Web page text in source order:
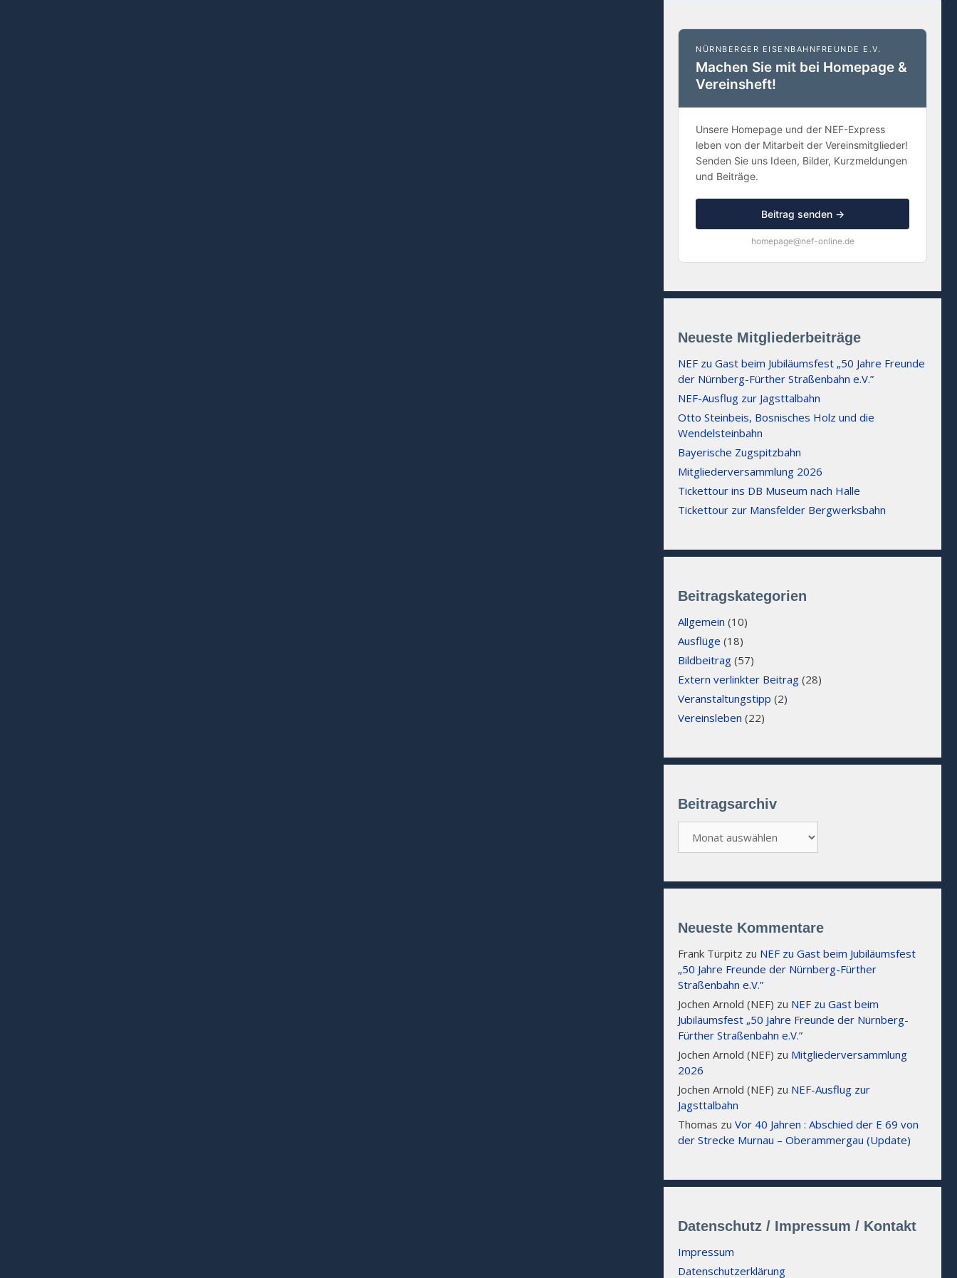
NÜRNBERGER EISENBAHNFREUNDE E.V.
Machen Sie mit bei Homepage &
Vereinsheft!
Unsere Homepage und der NEF-Express
leben von der Mitarbeit der Vereinsmitglieder!
Senden Sie uns Ideen, Bilder, Kurzmeldungen
und Beiträge.
Beitrag senden →
homepage@nef-online.de
Neueste Mitgliederbeiträge
NEF zu Gast beim Jubiläumsfest „50 Jahre Freunde
der Nürnberg-Fürther Straßenbahn e.V.”
NEF-Ausflug zur Jagsttalbahn
Otto Steinbeis, Bosnisches Holz und die
Wendelsteinbahn
Bayerische Zugspitzbahn
Mitgliederversammlung 2026
Tickettour ins DB Museum nach Halle
Tickettour zur Mansfelder Bergwerksbahn
Beitragskategorien
Allgemein (10)
Ausflüge (18)
Bildbeitrag (57)
Extern verlinkter Beitrag (28)
Veranstaltungstipp (2)
Vereinsleben (22)
Beitragsarchiv
Neueste Kommentare
Frank Türpitz zu NEF zu Gast beim Jubiläumsfest
„50 Jahre Freunde der Nürnberg-Fürther
Straßenbahn e.V.”
Jochen Arnold (NEF) zu NEF zu Gast beim
Jubiläumsfest „50 Jahre Freunde der Nürnberg-
Fürther Straßenbahn e.V.”
Jochen Arnold (NEF) zu Mitgliederversammlung
2026
Jochen Arnold (NEF) zu NEF-Ausflug zur
Jagsttalbahn
Thomas zu Vor 40 Jahren : Abschied der E 69 von
der Strecke Murnau – Oberammergau (Update)
Datenschutz / Impressum / Kontakt
Impressum
Datenschutzerklärung